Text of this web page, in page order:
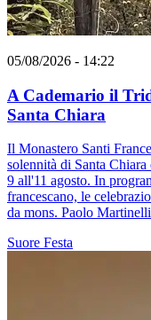
05/08/2026 - 14:22
A Cademario il
Santa Chiara
Il Monastero Santi
solennità di Santa
9 all'11 agosto. In
francescano, le
da mons. Paolo
Suore Festa